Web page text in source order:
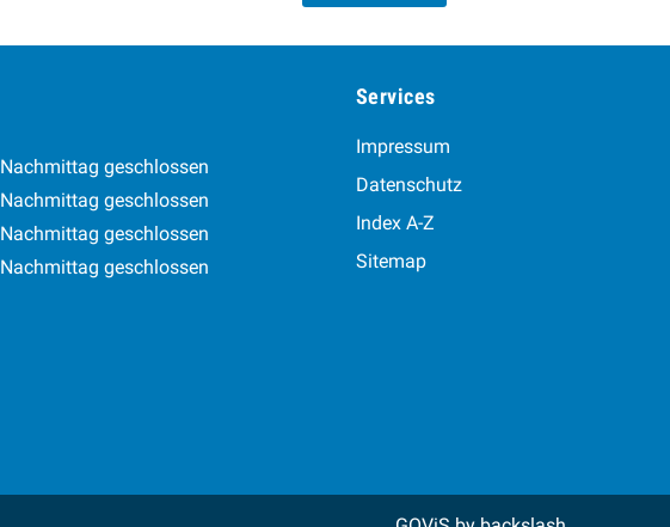
Nachmittag geschlossen
Nachmittag geschlossen
Nachmittag geschlossen
Nachmittag geschlossen
Services
Impressum
Datenschutz
Index A-Z
Sitemap